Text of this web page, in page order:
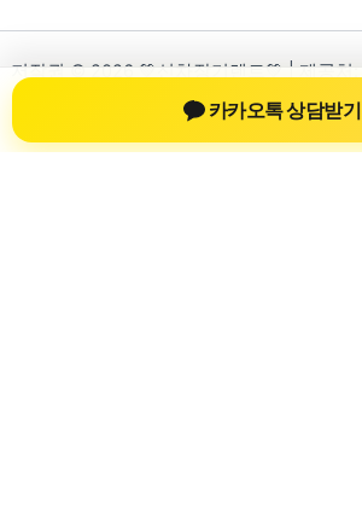
저작권 © 2026 💚신차장기렌트💚 | 제공처:
테마
카카오톡 상담받기